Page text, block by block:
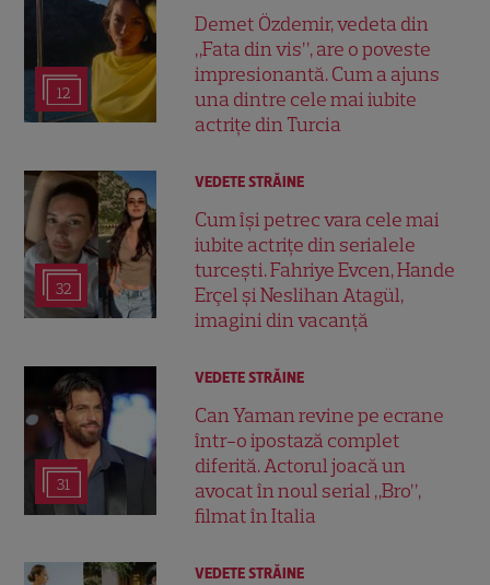
12
Demet Özdemir, vedeta din
„Fata din vis”, are o poveste
impresionantă. Cum a ajuns
una dintre cele mai iubite
actrițe din Turcia
32
VEDETE STRĂINE
Cum își petrec vara cele mai
iubite actrițe din serialele
turcești. Fahriye Evcen, Hande
Erçel și Neslihan Atagül,
imagini din vacanță
31
VEDETE STRĂINE
Can Yaman revine pe ecrane
într-o ipostază complet
diferită. Actorul joacă un
avocat în noul serial „Bro”,
filmat în Italia
VEDETE STRĂINE